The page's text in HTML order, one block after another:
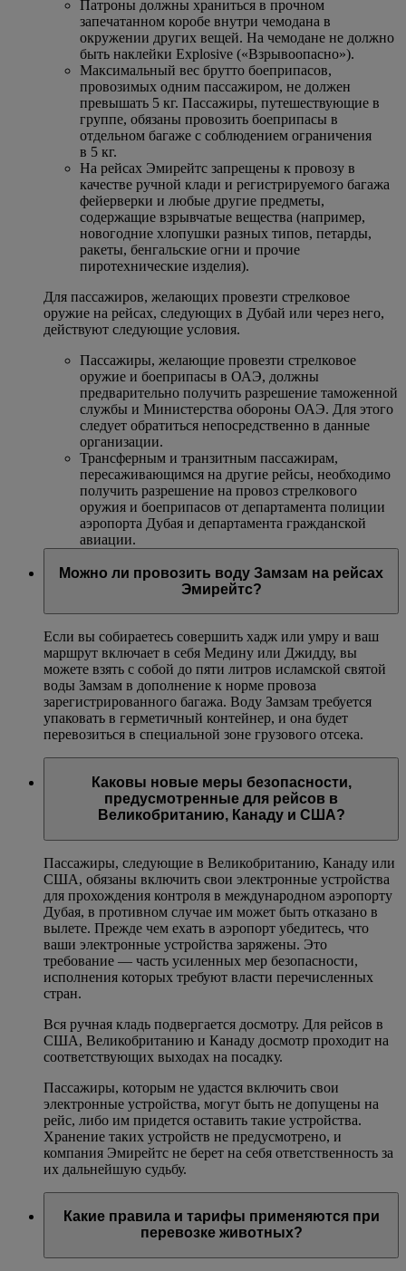
Патроны должны храниться в прочном
запечатанном коробе внутри чемодана в
окружении других вещей. На чемодане не должно
быть наклейки Explosive («Взрывоопасно»).
Максимальный вес брутто боеприпасов,
провозимых одним пассажиром, не должен
превышать 5 кг. Пассажиры, путешествующие в
группе, обязаны провозить боеприпасы в
отдельном багаже с соблюдением ограничения
в 5 кг.
На рейсах Эмирейтс запрещены к провозу в
качестве ручной клади и регистрируемого багажа
фейерверки и любые другие предметы,
содержащие взрывчатые вещества (например,
новогодние хлопушки разных типов, петарды,
ракеты, бенгальские огни и прочие
пиротехнические изделия).
Для пассажиров, желающих провезти стрелковое
оружие на рейсах, следующих в Дубай или через него,
действуют следующие условия.
Пассажиры, желающие провезти стрелковое
оружие и боеприпасы в ОАЭ, должны
предварительно получить разрешение таможенной
службы и Министерства обороны ОАЭ. Для этого
следует обратиться непосредственно в данные
организации.
Трансферным и транзитным пассажирам,
пересаживающимся на другие рейсы, необходимо
получить разрешение на провоз стрелкового
оружия и боеприпасов от департамента полиции
аэропорта Дубая и департамента гражданской
авиации.
Можно ли провозить воду Замзам на рейсах
Эмирейтс?
Если вы собираетесь совершить хадж или умру и ваш
маршрут включает в себя Медину или Джидду, вы
можете взять с собой до пяти литров исламской святой
воды Замзам в дополнение к норме провоза
зарегистрированного багажа. Воду Замзам требуется
упаковать в герметичный контейнер, и она будет
перевозиться в специальной зоне грузового отсека.
Каковы новые меры безопасности,
предусмотренные для рейсов в
Великобританию, Канаду и США?
Пассажиры, следующие в Великобританию, Канаду или
США, обязаны включить свои электронные устройства
для прохождения контроля в международном аэропорту
Дубая, в противном случае им может быть отказано в
вылете. Прежде чем ехать в аэропорт убедитесь, что
ваши электронные устройства заряжены. Это
требование — часть усиленных мер безопасности,
исполнения которых требуют власти перечисленных
стран.
Вся ручная кладь подвергается досмотру. Для рейсов в
США, Великобританию и Канаду досмотр проходит на
соответствующих выходах на посадку.
Пассажиры, которым не удастся включить свои
электронные устройства, могут быть не допущены на
рейс, либо им придется оставить такие устройства.
Хранение таких устройств не предусмотрено, и
компания Эмирейтс не берет на себя ответственность за
их дальнейшую судьбу.
Какие правила и тарифы применяются при
перевозке животных?